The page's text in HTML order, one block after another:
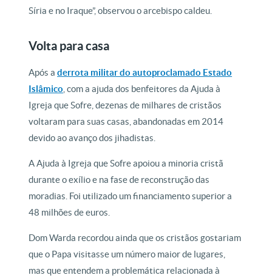
Síria e no Iraque”, observou o arcebispo caldeu.
Volta para casa
Após aderrota militar do autoproclamado Estado
Islâmico , com a ajuda dos benfeitores da Ajuda à
Igreja que Sofre, dezenas de milhares de cristãos
voltaram para suas casas, abandonadas em 2014
devido ao avanço dos jihadistas.
A Ajuda à Igreja que Sofre apoiou a minoria cristã
durante o exílio e na fase de reconstrução das
moradias. Foi utilizado um financiamento superior a
48 milhões de euros.
Dom Warda recordou ainda que os cristãos gostariam
que o Papa visitasse um número maior de lugares,
mas que entendem a problemática relacionada à